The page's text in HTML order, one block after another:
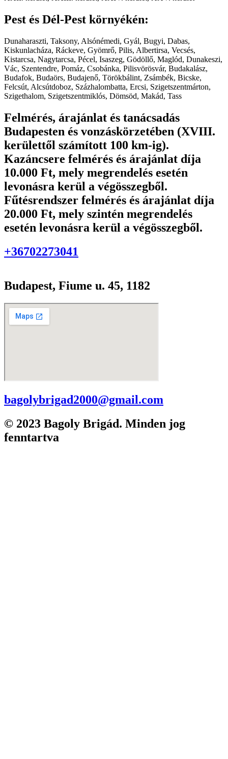
Pest és Dél-Pest környékén:
Dunaharaszti, Taksony, Alsónémedi, Gyál, Bugyi, Dabas,
Kiskunlacháza, Ráckeve, Gyömrő, Pilis, Albertirsa, Vecsés,
Kistarcsa, Nagytarcsa, Pécel, Isaszeg, Gödöllő, Maglód, Dunakeszi,
Vác, Szentendre, Pomáz, Csobánka, Pilisvörösvár, Budakalász,
Budafok, Budaörs, Budajenő, Törökbálint, Zsámbék, Bicske,
Felcsút, Alcsútdoboz, Százhalombatta, Ercsi, Szigetszentmárton,
Szigethalom, Szigetszentmiklós, Dömsöd, Makád, Tass
Felmérés, árajánlat és tanácsadás
Budapesten és vonzáskörzetében (XVIII.
kerülettől számított 100 km-ig).
Kazáncsere felmérés és árajánlat díja
10.000 Ft, mely megrendelés esetén
levonásra kerül a végösszegből.
Fűtésrendszer felmérés és árajánlat díja
20.000 Ft, mely szintén megrendelés
esetén levonásra kerül a végösszegből.
+36702273041
Budapest, Fiume u. 45, 1182
bagolybrigad2000@gmail.com
© 2023 Bagoly Brigád. Minden jog
fenntartva